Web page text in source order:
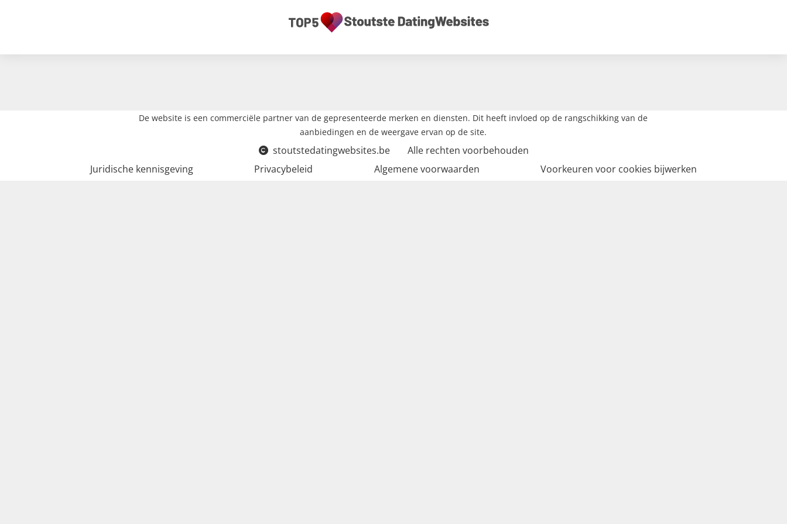
De website is een commerciële partner van de gepresenteerde merken en diensten. Dit heeft invloed op de rangschikking van de
aanbiedingen en de weergave ervan op de site.
stoutstedatingwebsites.be
Alle rechten voorbehouden
Juridische kennisgeving
Privacybeleid Algemene voorwaarden Voorkeuren voor cookies bijwerken